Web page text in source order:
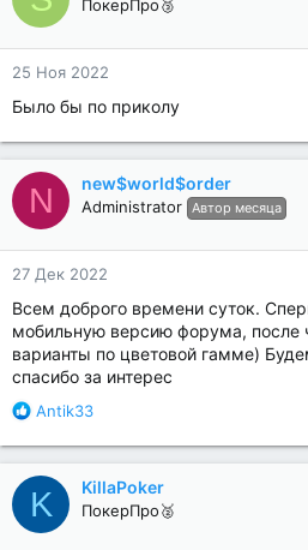
ПокерПро🥉
25 Ноя 2022
Было бы по приколу
N new$world$order
Administrator Автор месяца
27 Дек 2022
Всем доброго времени суток.
мобильную версию форума, после
варианты по цветовой гамме)
спасибо за интерес
Р
а
к
ц
и
и
Antik33
K KillaPoker
ПокерПро🥈